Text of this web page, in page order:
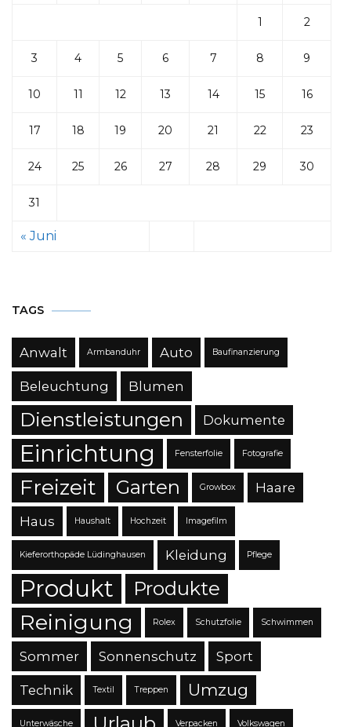
1 2
3 4 5 6 7 8 9
10 11 12 13 14 15 16
17 18 19 20 21 22 23
24 25 26 27 28 29 30
31
« Juni
TAGS
Anwalt Armbanduhr Auto Baufinanzierung
Beleuchtung Blumen
Dienstleistungen Dokumente
Einrichtung Fensterfolie Fotografie
Freizeit Garten Growbox Haare
Haus Haushalt Hochzeit Imagefilm
Kieferorthopäde Lüdinghausen Kleidung Pflege
Produkt Produkte
Reinigung Rolex Schutzfolie Schwimmen
Sommer Sonnenschutz Sport
Technik Textil Treppen Umzug
Unterwäsche Verpacken Volkswagen